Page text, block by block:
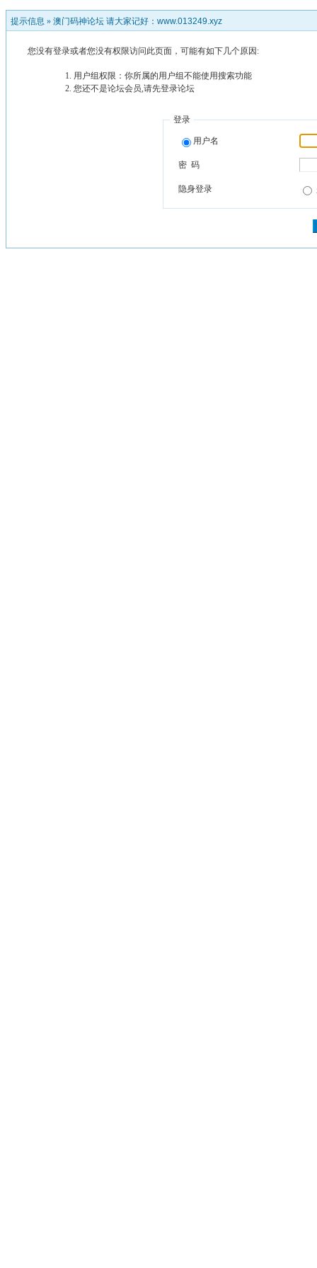
提示信息 » 澳门码神论坛 请大家记好：www.013249.xyz
您没有登录或者您没有权限访问此页面，可能有如下几个原因:
用户组权限：你所属的用户组不能使用搜索功能
您还不是论坛会员,请先登录论坛
登录
用户名
密 码
隐身登录